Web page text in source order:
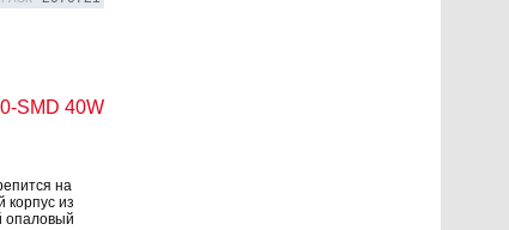
SMD 40W
на
корпус из
опаловый